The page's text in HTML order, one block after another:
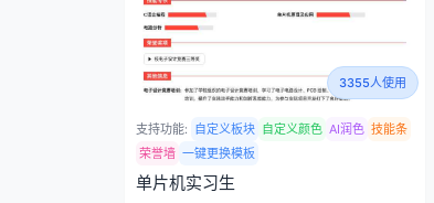
3355人使用
支持功能: 自定义板块 自定义颜色 AI润色 技能条
荣誉墙 一键更换模板
单片机实习生